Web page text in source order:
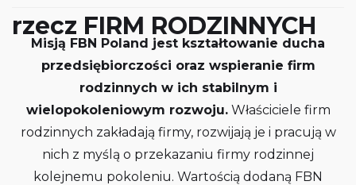
rzecz FIRM RODZINNYCH
Misją FBN Poland jest kształtowanie ducha
przedsiębiorczości oraz wspieranie firm
rodzinnych w ich stabilnym i
wielopokoleniowym rozwoju.Właściciele firm
rodzinnych zakładają firmy, rozwijają je i pracują w
nich z myślą o przekazaniu firmy rodzinnej
kolejnemu pokoleniu. Wartością dodaną FBN